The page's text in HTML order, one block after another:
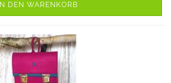
IN DEN WARENKORB